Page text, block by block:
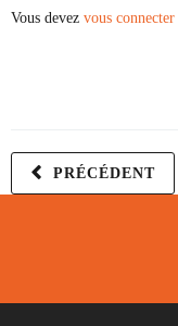
Vous devez vous connecter
PRÉCÉDENT